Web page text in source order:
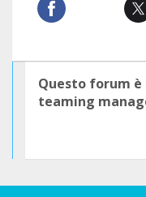
Questo forum
teaming